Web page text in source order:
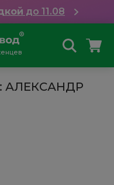
до 11.08
АЛЕКСАНДР